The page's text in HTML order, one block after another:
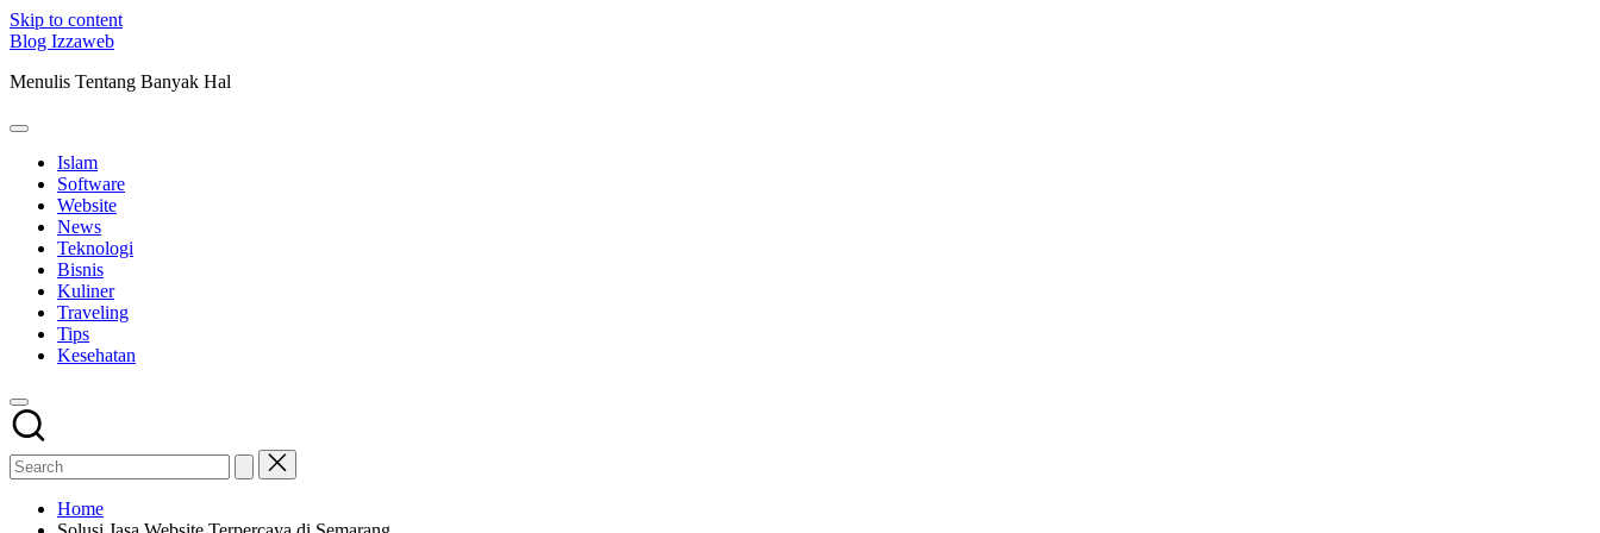
Skip to content
Blog Izzaweb
Menulis Tentang Banyak Hal
Islam
Software
Website
News
Teknologi
Bisnis
Kuliner
Traveling
Tips
Kesehatan
Home